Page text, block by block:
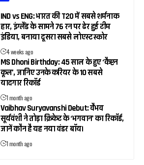
IND vs ENG: भारत की T20 में सबसे शर्मनाक
हार, इंग्लैंड के सामने 76 रन पर ढेर हुई टीम
इंडिया, बनाया दूसरा सबसे लोएस्ट स्कोर
4 weeks ago
MS Dhoni Birthday: 45 साल के हुए ‘कैप्टन
कूल’, जानिए उनके करियर के 10 सबसे
यादगार रिकॉर्ड
1 month ago
Vaibhav Suryavanshi Debut: वैभव
सूर्यवंशी ने तोड़ा क्रिकेट के ‘भगवान’ का रिकॉर्ड,
जानें कौन है यह नया वंडर बॉय।
1 month ago